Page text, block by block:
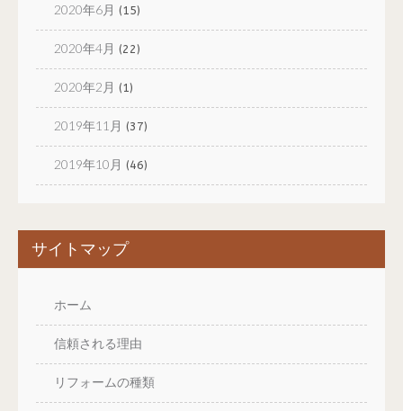
2020年6月 (15)
2020年4月 (22)
2020年2月 (1)
2019年11月 (37)
2019年10月 (46)
サイトマップ
ホーム
信頼される理由
リフォームの種類